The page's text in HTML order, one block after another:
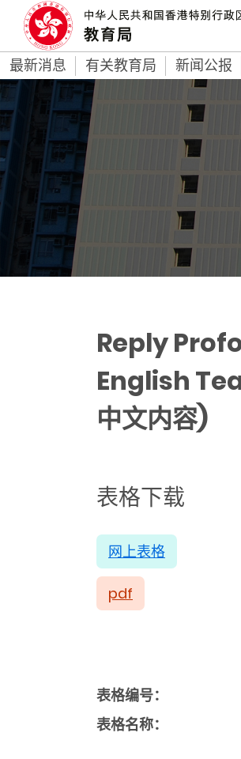
最新消息 有关教育局 新闻公报
Reply
English
中文内容)
表格下载
网上表格
pdf
表格编号：
表格名称：